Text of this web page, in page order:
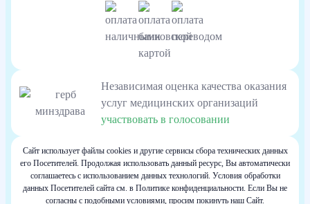
Независимая оценка качества оказания
услуг медицинских организаций
участвовать в голосовании
Сайт использует файлы cookies и другие сервисы сбора технических данных
его Посетителей. Продолжая использовать данный ресурс, Вы автоматически
соглашаетесь с использованием данных технологий. Условия обработки
данных Посетителей сайта см. в Политике конфиденциальности. Если Вы не
согласны с подобными условиями, просим покинуть наш Сайт.